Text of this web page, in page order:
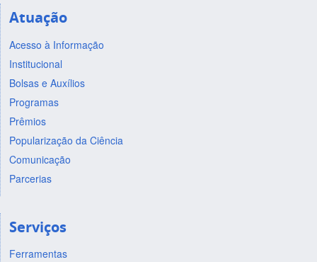
Atuação
Acesso à Informação
Institucional
Bolsas e Auxílios
Programas
Prêmios
Popularização da Ciência
Comunicação
Parcerias
Serviços
Ferramentas